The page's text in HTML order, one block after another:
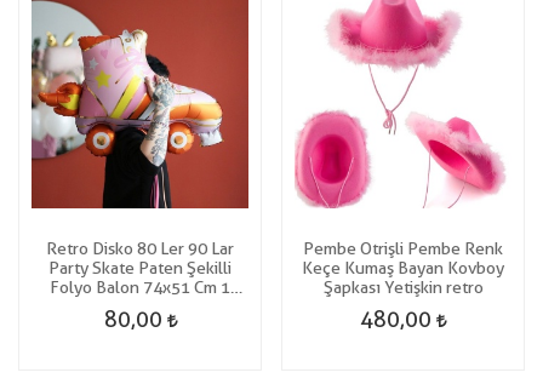
Retro Disko 80 Ler 90 Lar
Party Skate Paten Şekilli
Folyo Balon 74x51 Cm 1
80,00
Pembe Otrişli Pembe Renk
Keçe Kumaş Bayan Kovboy
Şapkası Yetişkin retro
480,00